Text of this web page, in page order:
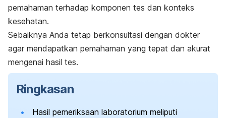
pemahaman terhadap komponen tes dan konteks
kesehatan.
Sebaiknya Anda tetap berkonsultasi dengan dokter
agar mendapatkan pemahaman yang tepat dan akurat
mengenai hasil tes.
Ringkasan
Hasil pemeriksaan laboratorium meliputi